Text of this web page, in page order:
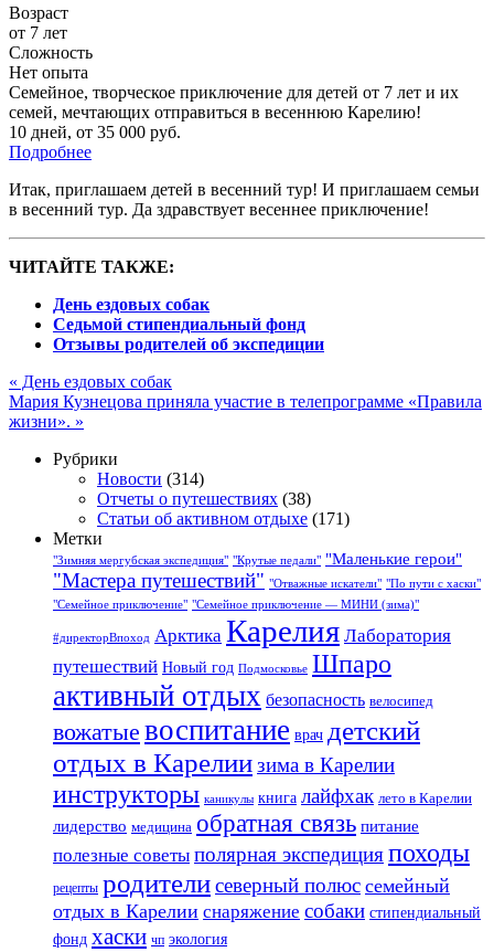
Возраст
от 7 лет
Сложность
Нет опыта
Семейное, творческое приключение для детей от 7 лет и их
семей, мечтающих отправиться в весеннюю Карелию!
10 дней, от 35 000 руб.
Подробнее
Итак, приглашаем детей в весенний тур! И приглашаем семьи
в весенний тур. Да здравствует весеннее приключение!
ЧИТАЙТЕ ТАКЖЕ:
День ездовых собак
Седьмой стипендиальный фонд
Отзывы родителей об экспедиции
« День ездовых собак
Мария Кузнецова приняла участие в телепрограмме «Правила
жизни». »
Рубрики
Новости (314)
Отчеты о путешествиях (38)
Статьи об активном отдыхе (171)
Метки
"Зимняя мергубская экспедиция" "Крутые педали" "Маленькие герои"
"Мастера путешествий" "Отважные искатели" "По пути с хаски"
"Семейное приключение" "Семейное приключение — МИНИ (зима)"
#директорВпоход Арктика Карелия Лаборатория
путешествий Новый год Подмосковье Шпаро
активный отдых безопасность велосипед
вожатые воспитание врач детский
отдых в Карелиизима в Карелии
инструкторы каникулы книга лайфхак лето в Карелии
лидерство медицина обратная связь питание
полезные советы полярная экспедицияпоходы
рецепты родителисеверный полюс семейный
отдых в Карелии снаряжение собаки стипендиальный
фонд хаски чп экология